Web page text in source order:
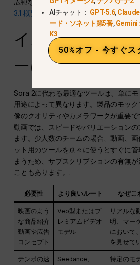
広範な Sora 2のシャットダウン代替案
3.1 概要
イスラエルのク
ーにとってより
Sora 2に代わる最適なツールは、単にモ
用途によって異なります。製品のモッ
像のクオリティやカメラワークが重要
動画では、スピードやバリエーションの
ます。少人数のチームの場合、動画、
ット用のツールを別々に使うとすぐに
まうため、サブスクリプションの有無
こともあります。.
必要性 より良いルート なぜこ
映画のよう
な商品紹介
動画や広告
コンセプト
Veo型またはプ
レミアムビデオ
モデル
リアルな
明、マー
において
を見せて
テンポの速
Seedance、
特定のモ
AIチャット： GPT-5.6,
ード・ソネット第5番,Gemini
K3
50%オフ - 今すぐス